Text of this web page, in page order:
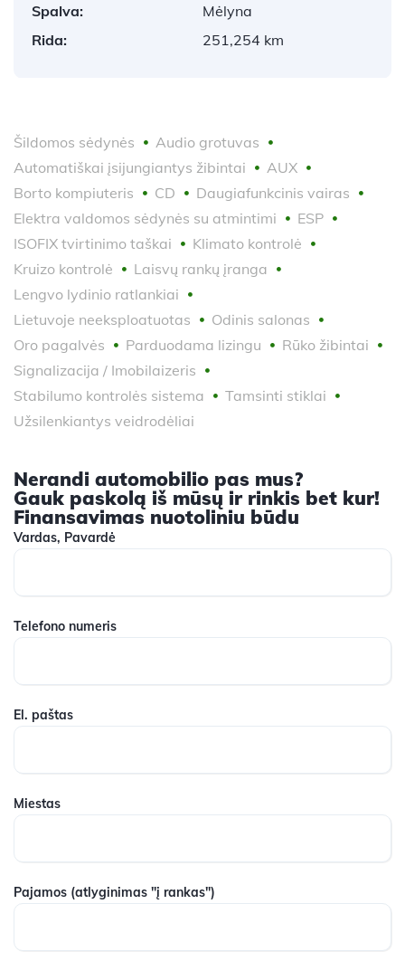
Spalva:
Mėlyna
Rida:
251,254 km
Šildomos sėdynės
Audio grotuvas
Automatiškai įsijungiantys žibintai
AUX
Borto kompiuteris
CD
Daugiafunkcinis vairas
Elektra valdomos sėdynės su atmintimi
ESP
ISOFIX tvirtinimo taškai
Klimato kontrolė
Kruizo kontrolė
Laisvų rankų įranga
Lengvo lydinio ratlankiai
Lietuvoje neeksploatuotas
Odinis salonas
Oro pagalvės
Parduodama lizingu
Rūko žibintai
Signalizacija / Imobilaizeris
Stabilumo kontrolės sistema
Tamsinti stiklai
Užsilenkiantys veidrodėliai
Nerandi automobilio pas mus?
Gauk paskolą iš mūsų ir rinkis bet kur!
Finansavimas nuotoliniu būdu
Vardas, Pavardė
Telefono numeris
El. paštas
Miestas
Pajamos (atlyginimas "į rankas")